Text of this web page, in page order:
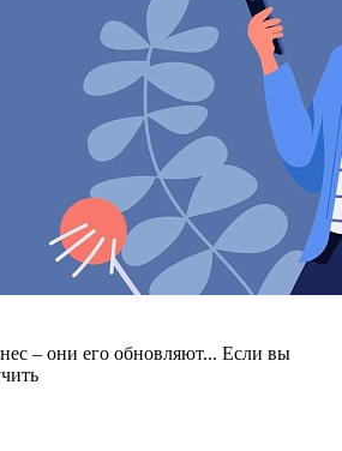
– они его обновляют... Если вы